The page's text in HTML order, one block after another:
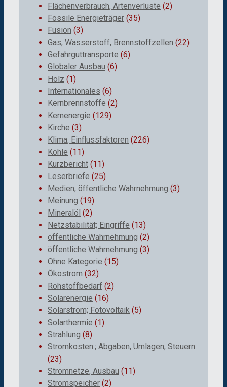
Flächenverbrauch, Artenverluste (2)
Fossile Energieträger (35)
Fusion (3)
Gas, Wasserstoff, Brennstoffzellen (22)
Gefahrguttransporte (6)
Globaler Ausbau (6)
Holz (1)
Internationales (6)
Kernbrennstoffe (2)
Kernenergie (129)
Kirche (3)
Klima, Einflussfaktoren (226)
Kohle (11)
Kurzbericht (11)
Leserbriefe (25)
Medien, öffentliche Wahrnehmung (3)
Meinung (19)
Mineralöl (2)
Netzstabilität; Eingriffe (13)
öffentliche Wahrnehmung (2)
öffentliche Wahrnehmung (3)
Ohne Kategorie (15)
Ökostrom (32)
Rohstoffbedarf (2)
Solarenergie (16)
Solarstrom; Fotovoltaik (5)
Solarthermie (1)
Strahlung (8)
Stromkosten:; Abgaben, Umlagen, Steuern
(23)
Stromnetze, Ausbau (11)
Stromspeicher (2)